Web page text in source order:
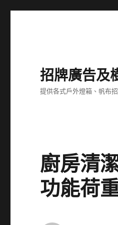
招牌廣告及
提供各式戶外燈箱、帆布
廚房清
功能荷